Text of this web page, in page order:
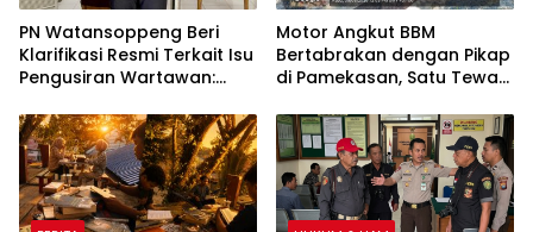
PN Watansoppeng Beri
Klarifikasi Resmi Terkait Isu
Pengusiran Wartawan:
Penertiban Fasilitas PTSP
Motor Angkut BBM
Bertabrakan dengan Pikap
di Pamekasan, Satu Tewas